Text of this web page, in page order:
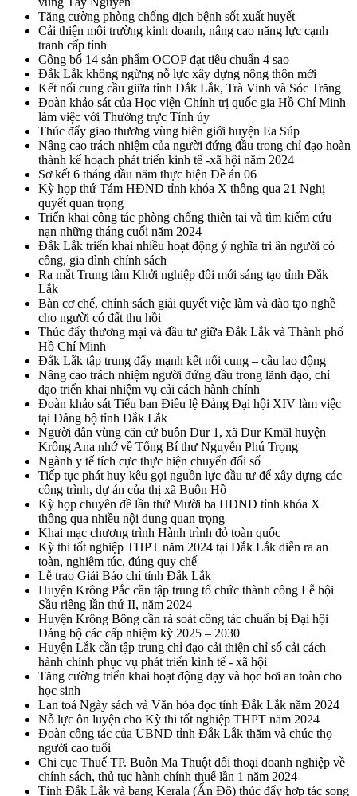
Tăng cường phòng chống dịch bệnh sốt xuất huyết
Cải thiện môi trường kinh doanh, nâng cao năng lực cạnh
tranh cấp tỉnh
Công bố 14 sản phẩm OCOP đạt tiêu chuẩn 4 sao
Đắk Lắk không ngừng nỗ lực xây dựng nông thôn mới
Kết nối cung cầu giữa tỉnh Đắk Lắk, Trà Vinh và Sóc Trăng
Đoàn khảo sát của Học viện Chính trị quốc gia Hồ Chí Minh
làm việc với Thường trực Tỉnh ủy
Thúc đẩy giao thương vùng biên giới huyện Ea Súp
Nâng cao trách nhiệm của người đứng đầu trong chỉ đạo hoàn
thành kế hoạch phát triển kinh tế -xã hội năm 2024
Sơ kết 6 tháng đầu năm thực hiện Đề án 06
Kỳ họp thứ Tám HĐND tỉnh khóa X thông qua 21 Nghị
quyết quan trọng
Triển khai công tác phòng chống thiên tai và tìm kiếm cứu
nạn những tháng cuối năm 2024
Đắk Lắk triển khai nhiều hoạt động ý nghĩa tri ân người có
công, gia đình chính sách
Ra mắt Trung tâm Khởi nghiệp đổi mới sáng tạo tỉnh Đắk
Lắk
Bàn cơ chế, chính sách giải quyết việc làm và đào tạo nghề
cho người có đất thu hồi
Thúc đẩy thương mại và đầu tư giữa Đắk Lắk và Thành phố
Hồ Chí Minh
Đắk Lắk tập trung đẩy mạnh kết nối cung – cầu lao động
Nâng cao trách nhiệm người đứng đầu trong lãnh đạo, chỉ
đạo triển khai nhiệm vụ cải cách hành chính
Đoàn khảo sát Tiểu ban Điều lệ Đảng Đại hội XIV làm việc
tại Đảng bộ tỉnh Đắk Lắk
Người dân vùng căn cứ buôn Dur 1, xã Dur Kmăl huyện
Krông Ana nhớ về Tổng Bí thư Nguyễn Phú Trọng
Ngành y tế tích cực thực hiện chuyển đổi số
Tiếp tục phát huy kêu gọi nguồn lực đầu tư để xây dựng các
công trình, dự án của thị xã Buôn Hồ
Kỳ họp chuyên đề lần thứ Mười ba HĐND tỉnh khóa X
thông qua nhiều nội dung quan trọng
Khai mạc chương trình Hành trình đỏ toàn quốc
Kỳ thi tốt nghiệp THPT năm 2024 tại Đắk Lắk diễn ra an
toàn, nghiêm túc, đúng quy chế
Lễ trao Giải Báo chí tỉnh Đắk Lắk
Huyện Krông Pắc cần tập trung tổ chức thành công Lễ hội
Sầu riêng lần thứ II, năm 2024
Huyện Krông Bông cần rà soát công tác chuẩn bị Đại hội
Đảng bộ các cấp nhiệm kỳ 2025 – 2030
Huyện Lắk cần tập trung chỉ đạo cải thiện chỉ số cải cách
hành chính phục vụ phát triển kinh tế - xã hội
Tăng cường triển khai hoạt động dạy và học bơi an toàn cho
học sinh
Lan toả Ngày sách và Văn hóa đọc tỉnh Đắk Lắk năm 2024
Nỗ lực ôn luyện cho Kỳ thi tốt nghiệp THPT năm 2024
Đoàn công tác của UBND tỉnh Đắk Lắk thăm và chúc thọ
người cao tuổi
Chi cục Thuế TP. Buôn Ma Thuột đối thoại doanh nghiệp về
chính sách, thủ tục hành chính thuế lần 1 năm 2024
Tỉnh Đắk Lắk và bang Kerala (Ấn Độ) thúc đẩy hợp tác song